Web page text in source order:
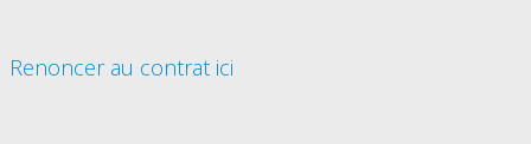
Renoncer au contrat ici